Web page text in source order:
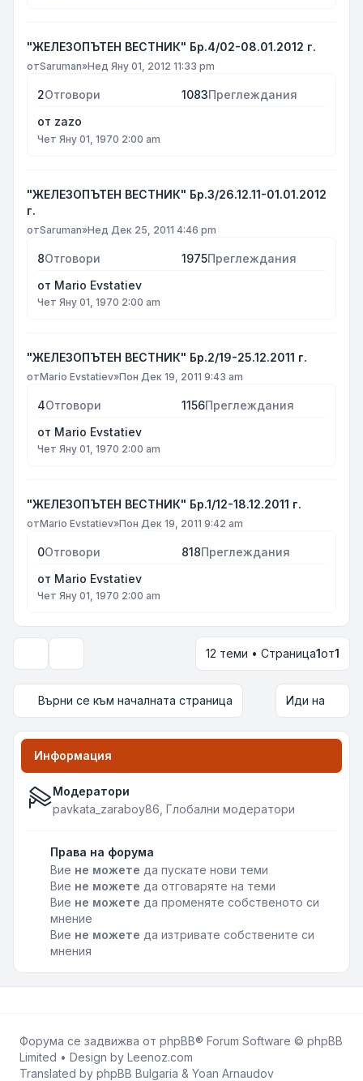
"ЖЕЛЕЗОПЪТЕН ВЕСТНИК" Бр.4/02-08.01.2012 г.
отSaruman»Нед Яну 01, 2012 11:33 pm
2Отговори 1083Преглеждания
от zazo
Чет Яну 01, 1970 2:00 am
"ЖЕЛЕЗОПЪТЕН ВЕСТНИК" Бр.3/26.12.11-01.01.2012
г.
отSaruman»Нед Дек 25, 2011 4:46 pm
8Отговори 1975Преглеждания
от Mario Evstatiev
Чет Яну 01, 1970 2:00 am
"ЖЕЛЕЗОПЪТЕН ВЕСТНИК" Бр.2/19-25.12.2011 г.
отMario Evstatiev»Пон Дек 19, 2011 9:43 am
4Отговори 1156Преглеждания
от Mario Evstatiev
Чет Яну 01, 1970 2:00 am
"ЖЕЛЕЗОПЪТЕН ВЕСТНИК" Бр.1/12-18.12.2011 г.
отMario Evstatiev»Пон Дек 19, 2011 9:42 am
0Отговори 818Преглеждания
от Mario Evstatiev
Чет Яну 01, 1970 2:00 am
Опции за показване и сортиране12 теми • Страница1от1
Върни се към началната страница Иди на
Информация
Модератори
pavkata_zaraboy86 Глобални модератори
Права на форума
Вие не можете да пускате нови теми
Вие не можете да отговаряте на теми
Вие не можете да променяте собственото си
мнение
Вие не можете да изтривате собствените си
мнения
Форума се задвижва от phpBB® Forum Software © phpBB
Limited • Design by Leenoz.com
Translated by phpBB Bulgaria & Yoan Arnaudov